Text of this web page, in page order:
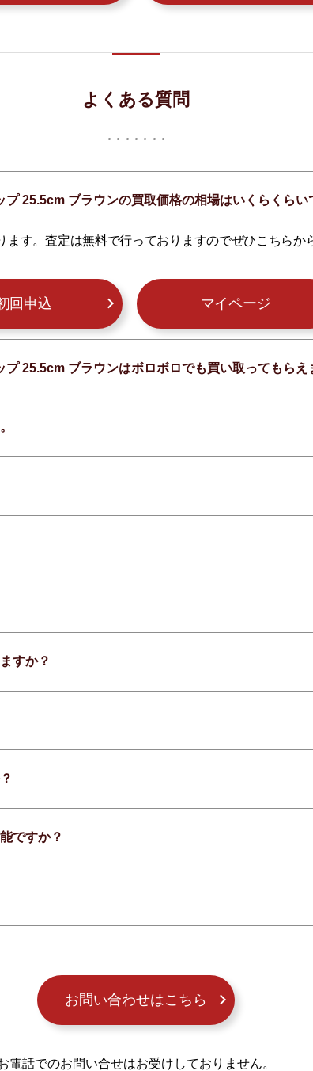
よくある質問
25.5cm ブラウンの買取価格の相場はいくらくらい
す。査定は無料で行っておりますのでぜひこちらか
回申込 マイページ
25.5cm ブラウンはボロボロでも買い取ってもらえ
すか？
ですか？
お問い合わせはこちら
電話でのお問い合せはお受けしておりません。